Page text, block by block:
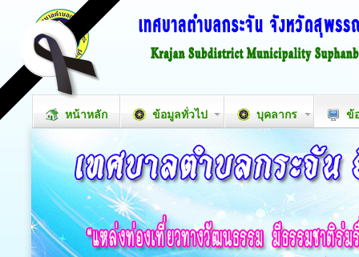
หน้าหลัก ข้อมูลทั่วไป บุคลากร ข้